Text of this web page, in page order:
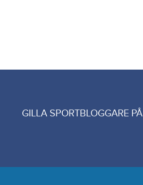
GILLA SPORTBLOGGARE PÅ